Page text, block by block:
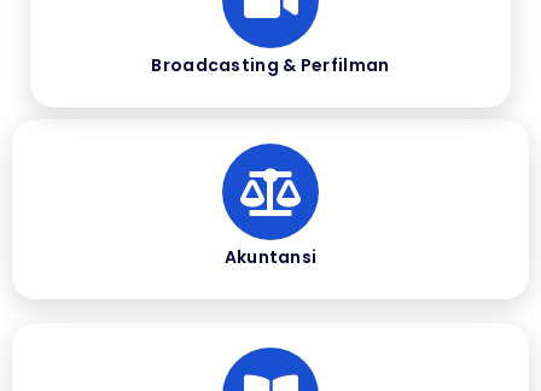
Broadcasting & Perfilman
Akuntansi